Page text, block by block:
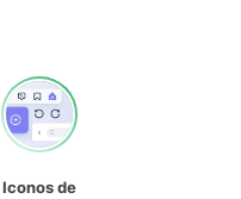
Iconos de